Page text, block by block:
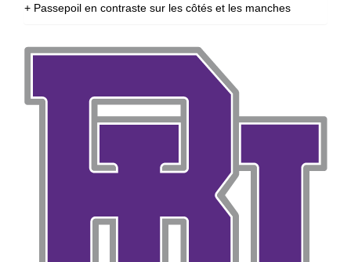
+ Passepoil en contraste sur les côtés et les manches